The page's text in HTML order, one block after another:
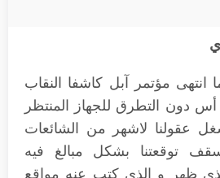
انتهى مؤتمر آبل كاشفا النقاب
عن آي فون 4 أس دون التطرق للجهاز المنتظر
5 الذي شغل عقولنا لاشهر من الشائعات
توقعتنا بشكل مبالغ فيه